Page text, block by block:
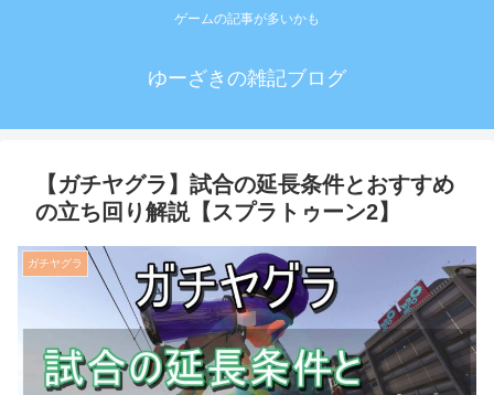
ゲームの記事が多いかも
ゆーざきの雑記ブログ
【ガチヤグラ】試合の延長条件とおすすめ
の立ち回り解説【スプラトゥーン2】
ガチヤグラ